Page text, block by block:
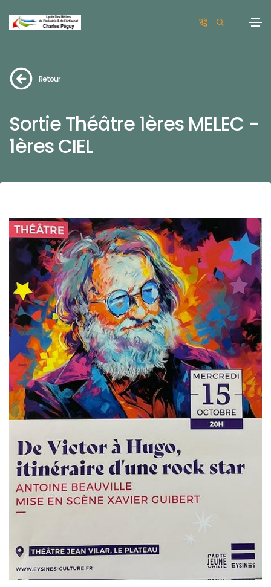
Retour
Sortie Théâtre 1ères MELEC -
1ères CIEL